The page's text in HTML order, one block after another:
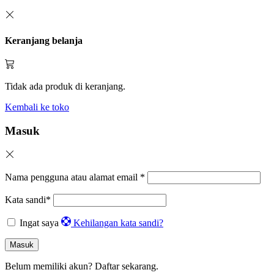
Keranjang belanja
Tidak ada produk di keranjang.
Kembali ke toko
Masuk
Nama pengguna atau alamat email *
Kata sandi*
Ingat saya Kehilangan kata sandi?
Masuk
Belum memiliki akun? Daftar sekarang.